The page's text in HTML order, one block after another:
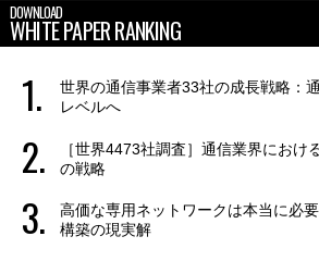
DOWNLOAD
WHITE PAPER RANKING
世界の通信事業者33社の成長戦略：
レベルへ
［世界4473社調査］通信業界におけ
の戦略
高価な専用ネットワークは本当に必
構築の現実解